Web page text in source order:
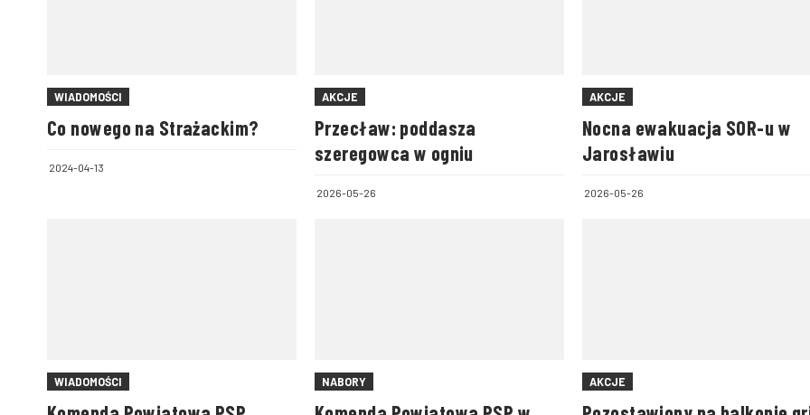
WIADOMOŚCI
Co nowego na Strażackim?
2024-04-13
AKCJE
Przecław: poddasza
szeregowca w ogniu
2026-05-26
AKCJE
Nocna ewakuacja SOR-u w
Jarosławiu
2026-05-26
WIADOMOŚCI NABORY AKCJE